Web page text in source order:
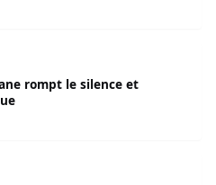
rompt le silence et